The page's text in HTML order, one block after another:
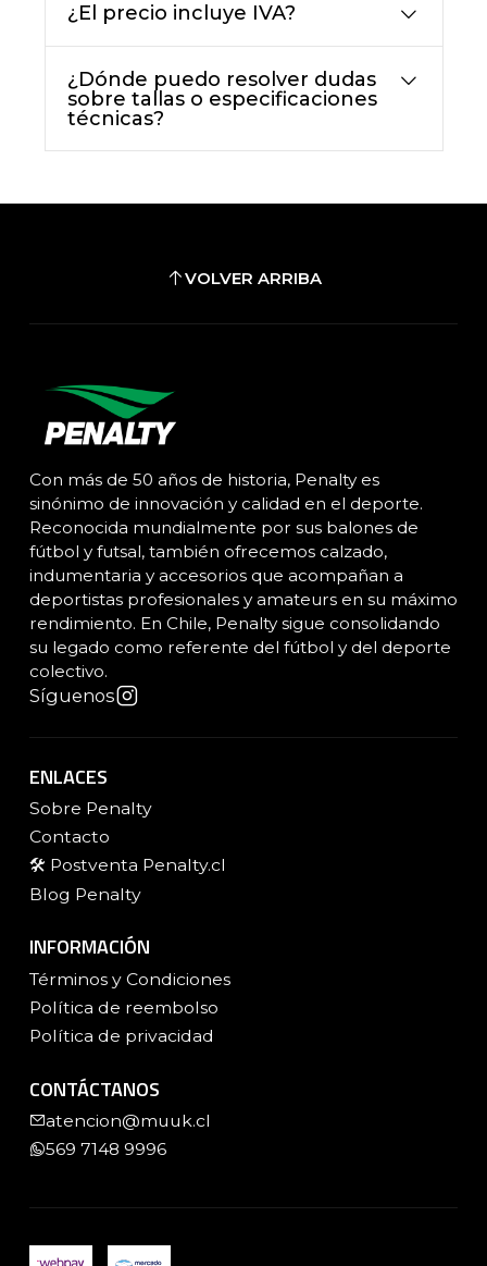
¿El precio incluye IVA?
¿Dónde puedo resolver dudas
sobre tallas o especificaciones
técnicas?
VOLVER ARRIBA
Con más de 50 años de historia, Penalty es
sinónimo de innovación y calidad en el deporte.
Reconocida mundialmente por sus balones de
fútbol y futsal, también ofrecemos calzado,
indumentaria y accesorios que acompañan a
deportistas profesionales y amateurs en su máximo
rendimiento. En Chile, Penalty sigue consolidando
su legado como referente del fútbol y del deporte
colectivo.
Síguenos
ENLACES
Sobre Penalty
Contacto
🛠️ Postventa Penalty.cl
Blog Penalty
INFORMACIÓN
Términos y Condiciones
Política de reembolso
Política de privacidad
CONTÁCTANOS
atencion@muuk.cl
569 7148 9996